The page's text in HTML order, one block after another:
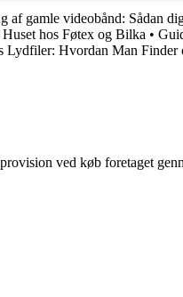
af gamle videobånd: Sådan
hos Føtex og Bilka •
Lydfiler: Hvordan Man Finder
ved køb foretaget